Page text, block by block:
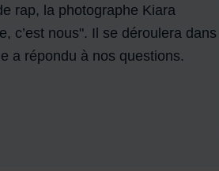
rap, la photographe Kiara
c’est nous". Il se déroulera dans
a répondu à nos questions.